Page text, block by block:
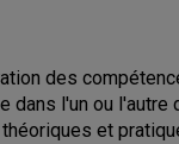
des
dans l'un ou
et